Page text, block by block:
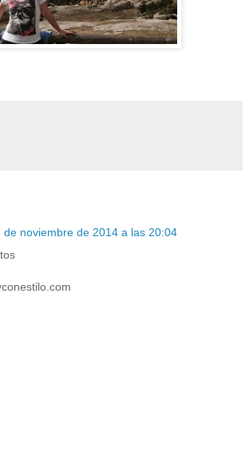
de noviembre de 2014 a las 20:04